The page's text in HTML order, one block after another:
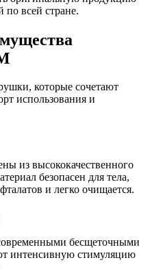
по всей стране.
которые сочетают
использования и
из высококачественного
безопасен для тела,
и легко очищается.
бесщеточными
интенсивную стимуляцию